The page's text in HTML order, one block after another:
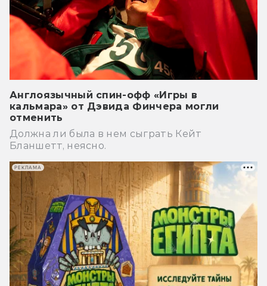
Англоязычный спин-офф «Игры в
кальмара» от Дэвида Финчера могли
отменить
Должна ли была в нем сыграть Кейт
Бланшетт, неясно.
РЕКЛАМА